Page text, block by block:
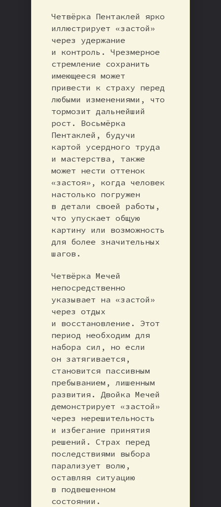
Четвёрка Пентаклей ярко
иллюстрирует «застой»
через удержание
и контроль. Чрезмерное
стремление сохранить
имеющееся может
привести к страху перед
любыми изменениями, что
тормозит дальнейший
рост. Восьмёрка
Пентаклей, будучи
картой усердного труда
и мастерства, также
может нести оттенок
«застоя», когда человек
настолько погружен
в детали своей работы,
что упускает общую
картину или возможность
для более значительных
шагов.
Четвёрка Мечей
непосредственно
указывает на «застой»
через отдых
и восстановление. Этот
период необходим для
набора сил, но если
он затягивается,
становится пассивным
пребыванием, лишенным
развития. Двойка Мечей
демонстрирует «застой»
через нерешительность
и избегание принятия
решений. Страх перед
последствиями выбора
парализует волю,
оставляя ситуацию
в подвешенном
состоянии.